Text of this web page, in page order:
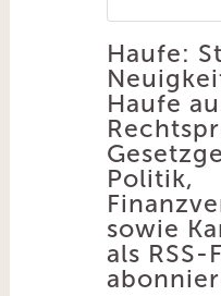
Haufe:
Haufe
Politik,
sowie
als RSS-